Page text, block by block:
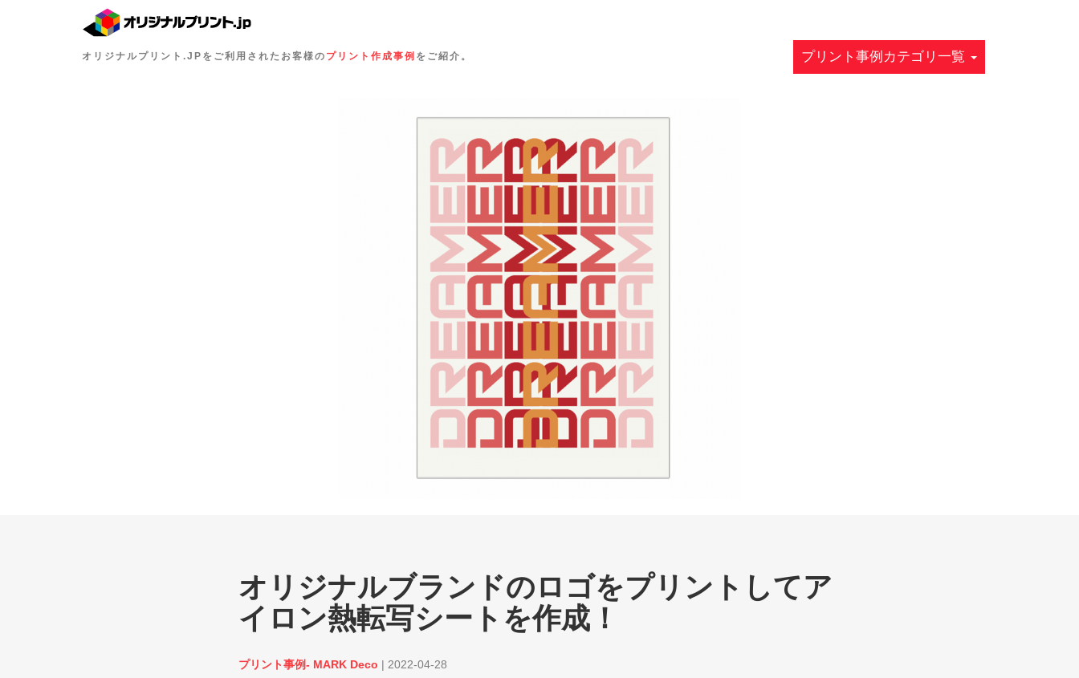
オリジナルプリント.JPをご利用されたお客様の プリント作成事例 をご紹介。 プリント事例カテゴリ一覧
オリジナルブランドのロゴをプリントしてア
イロン熱転写シートを作成！
プリント事例- MARK Deco | 2022-04-28